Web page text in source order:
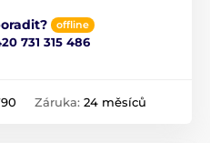
offline
731 315 486
Záruka: 24 měsíců